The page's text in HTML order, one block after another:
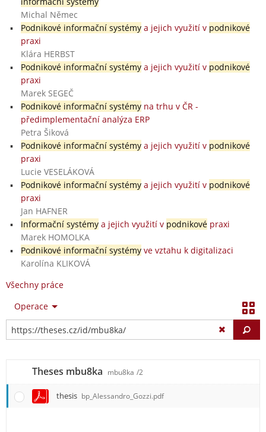
Michal Němec
Podnikové informační systémya jejich využití v podnikové
praxi
Klára HERBST
Podnikové informační systémya jejich využití v podnikové
praxi
Marek SEGEČ
Podnikové informační systémyna trhu v ČR -
předimplementační analýza ERP
Petra Šiková
Podnikové informační systémya jejich využití v podnikové
praxi
Lucie VESELÁKOVÁ
Podnikové informační systémya jejich využití v podnikové
praxi
Jan HAFNER
Informační systémya jejich využití v podnikovépraxi
Marek HOMOLKA
Podnikové informační systémyve vztahu k digitalizaci
Karolína KLIKOVÁ
Všechny práce
Operace
Theses mbu8ka mbu8ka /2
thesis bp_Alessandro_Gozzi.pdf